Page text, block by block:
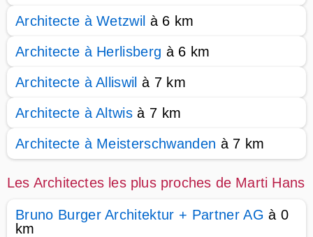
Architecte à Wetzwil à 6 km
Architecte à Herlisberg à 6 km
Architecte à Alliswil à 7 km
Architecte à Altwis à 7 km
Architecte à Meisterschwanden à 7 km
Les Architectes les plus proches de Marti Hans
Bruno Burger Architektur + Partner AG à 0
km